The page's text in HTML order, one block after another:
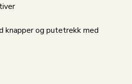
knapper og putetrekk med